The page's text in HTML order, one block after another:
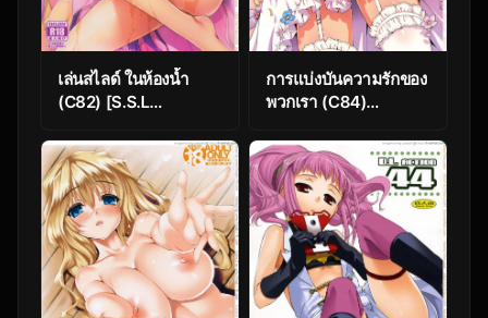
เล่นสไลด์ ในห้องน้ำ
(C82) [S.S.L
to Ofuro. | Bathing
with Rider-san.
(Fate/hollow
ataraxia)
การแบ่งบันความรักของ
พวกเรา (C84)
Minna de Meromero
ni Shiteageru |
Everyone Shares
Their Love (Ore no
Imouto ga Konna ni
Kawaii Wake ga Nai)